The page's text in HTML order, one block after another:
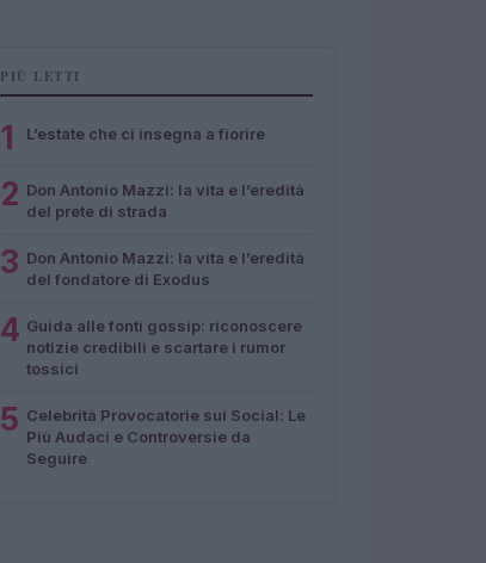
PIÙ LETTI
1 L’estate che ci insegna a fiorire
2 Don Antonio Mazzi: la vita e l’eredità
del prete di strada
3 Don Antonio Mazzi: la vita e l’eredità
del fondatore di Exodus
4 Guida alle fonti gossip: riconoscere
notizie credibili e scartare i rumor
tossici
5 Celebrità Provocatorie sui Social: Le
Più Audaci e Controversie da
Seguire